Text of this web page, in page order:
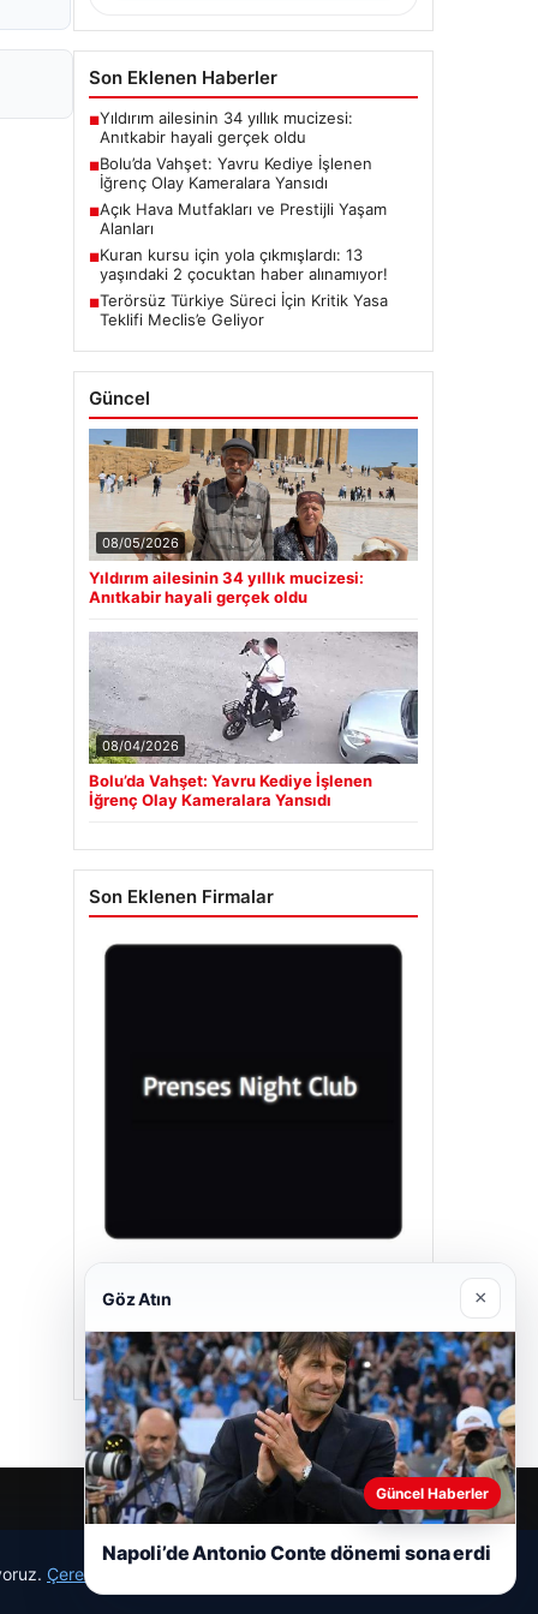
Son Eklenen Haberler
■Yıldırım ailesinin 34 yıllık mucizesi:
Anıtkabir hayali gerçek oldu
■Bolu’da Vahşet: Yavru Kediye İşlenen
İğrenç Olay Kameralara Yansıdı
■Açık Hava Mutfakları ve Prestijli Yaşam
Alanları
■Kuran kursu için yola çıkmışlardı: 13
yaşındaki 2 çocuktan haber alınamıyor!
■Terörsüz Türkiye Süreci İçin Kritik Yasa
Teklifi Meclis’e Geliyor
Güncel
08/05/2026
Yıldırım ailesinin 34 yıllık mucizesi:
Anıtkabir hayali gerçek oldu
08/04/2026
Bolu’da Vahşet: Yavru Kediye İşlenen
İğrenç Olay Kameralara Yansıdı
Son Eklenen Firmalar
04/29/2026
Çerez Politikamız
Göz Atın ×
Güncel Haberler
Napoli’de Antonio Conte dönemi sona erdi